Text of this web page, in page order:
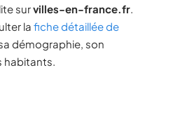
survilles-en-france.fr.
la fiche détaillée de
démographie, son
habitants.